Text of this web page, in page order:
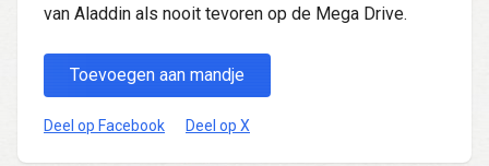
van Aladdin als nooit tevoren op de Mega Drive.
Toevoegen aan mandje
Deel op Facebook Deel op X